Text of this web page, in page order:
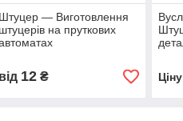
Штуцер — Виготовлення
штуцерів на пруткових
від 12₴